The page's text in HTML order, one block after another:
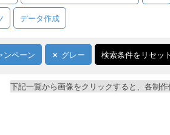
データ作成
ンペーン グレー 検索条件をリセット
下記一覧から画像をクリックすると、各制